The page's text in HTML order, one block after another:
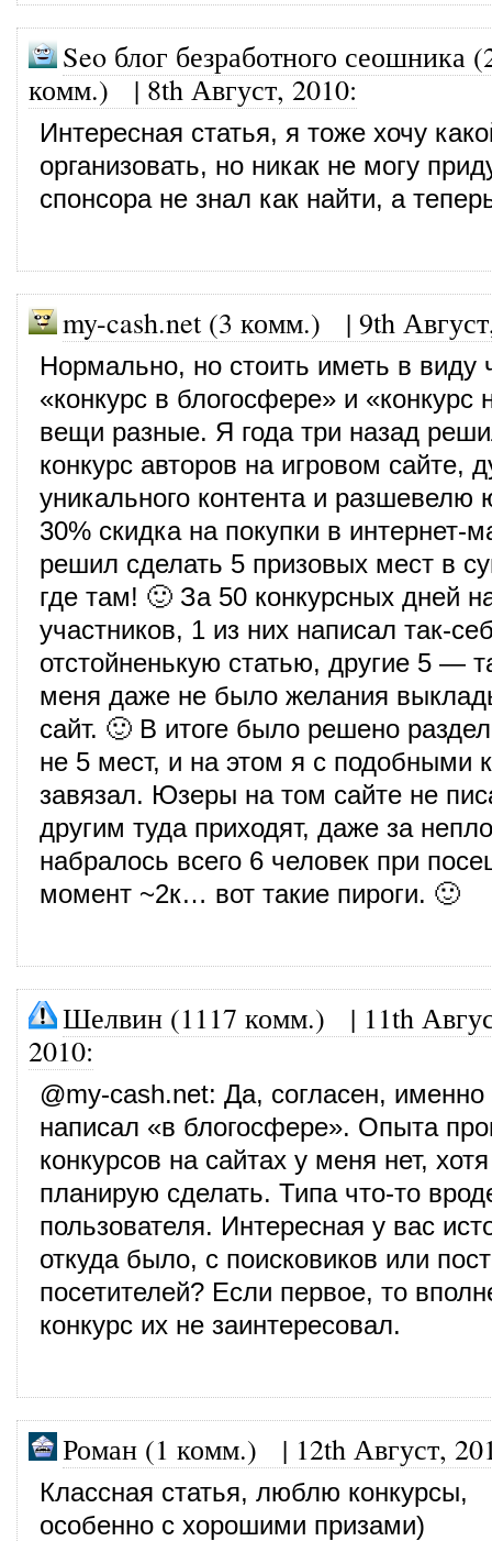
Seo блог безработного сеошника
комм.)|8th Август, 2010:
Интересная статья, я тоже хочу
организовать, но никак не могу
спонсора не знал как найти, а
my-cash.net (3 комм.) | 9th
Нормально, но стоить иметь в виду
«конкурс в блогосфере» и
вещи разные. Я года три назад
конкурс авторов на игровом сайте,
уникального контента и
30% скидка на покупки в интернет-
решил сделать 5 призовых мест в
где там! 🙂 За 50 конкурсных дней
участников, 1 из них написал так-
отстойненькую статью, другие 5 —
меня даже не было желания
сайт. 🙂 В итоге было решено
не 5 мест, и на этом я с подобными
завязал. Юзеры на том сайте не
другим туда приходят, даже за
набралось всего 6 человек при
момент ~2к… вот такие пироги. 🙂
Шелвин (1117 комм.) | 11th
2010:
@my-cash.net: Да, согласен, именно
написал «в блогосфере». Опыта
конкурсов на сайтах у меня нет,
планирую сделать. Типа что-то
пользователя. Интересная у вас
откуда было, с поисковиков или
посетителей? Если первое, то
конкурс их не заинтересовал.
Роман (1 комм.) | 12th Август,
Классная статья, люблю конкурсы,
особенно с хорошими призами)